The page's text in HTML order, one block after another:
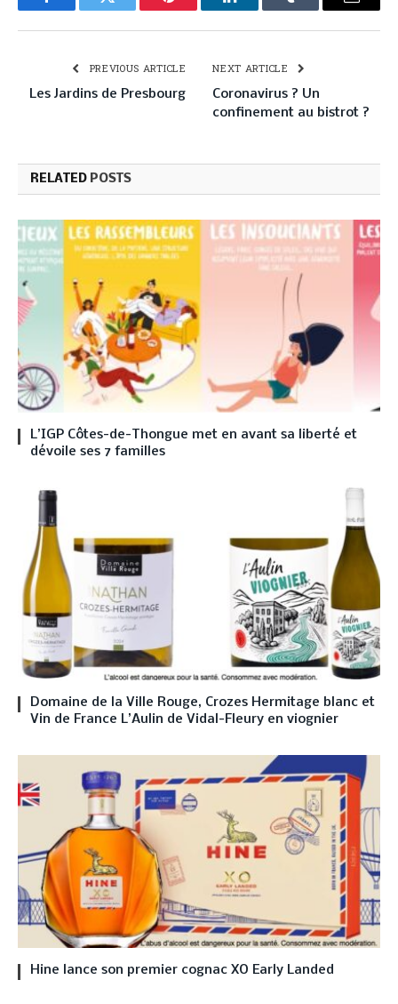
FacebookTwitter Pinterest LinkedInTumblr Email
PREVIOUS ARTICLE
Les Jardins de Presbourg
NEXT ARTICLE
Coronavirus ? Un
confinement au bistrot ?
RELATED POSTS
L’IGP Côtes-de-Thongue met en avant sa liberté et
dévoile ses 7 familles
Domaine de la Ville Rouge, Crozes Hermitage blanc et
Vin de France L’Aulin de Vidal-Fleury en viognier
Hine lance son premier cognac XO Early Landed